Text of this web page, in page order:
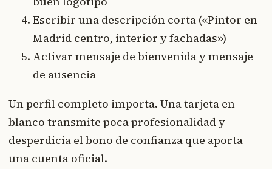
Escribir una descripción corta («Pintor en
Madrid centro, interior y fachadas»)
Activar mensaje de bienvenida y mensaje
de ausencia
Un perfil completo importa. Una tarjeta en
blanco transmite poca profesionalidad y
desperdicia el bono de confianza que aporta
una cuenta oficial.